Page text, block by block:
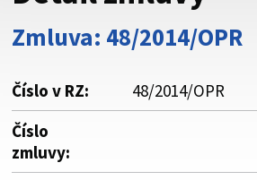
cez zabezpečenú webovú stránku.
vždy začína https:// pred názvom
Zmluva: 48/2014/OPR
Číslo v RZ:
48/2014/OPR
Číslo
zmluvy: